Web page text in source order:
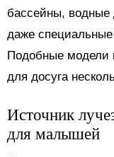
бассейны, водные
даже
Подобные модели
для досуга
Источник
для малышей